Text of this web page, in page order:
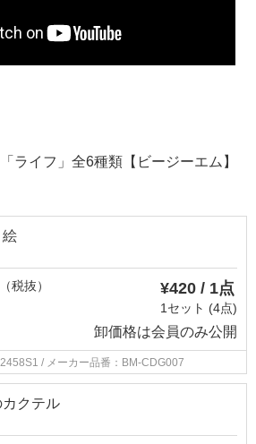
ライフ」全6種類【ビージーエム】
税抜） ¥420 / 1点
1セット (4点)
卸価格は会員のみ公開
/ メーカー品番：BM-CDG007
クテル